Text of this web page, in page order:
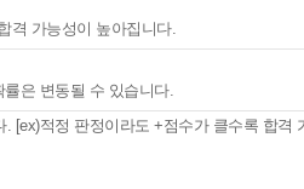
격 가능성이 높아집니다.
은 변동될 수 있습니다.
[ex)적정 판정이라도 +점수가 클수록 합격